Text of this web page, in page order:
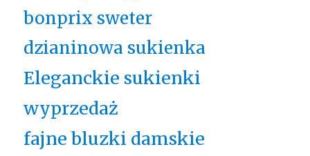
bonprix sweter
dzianinowa sukienka
Eleganckie sukienki
wyprzedaż
fajne bluzki damskie